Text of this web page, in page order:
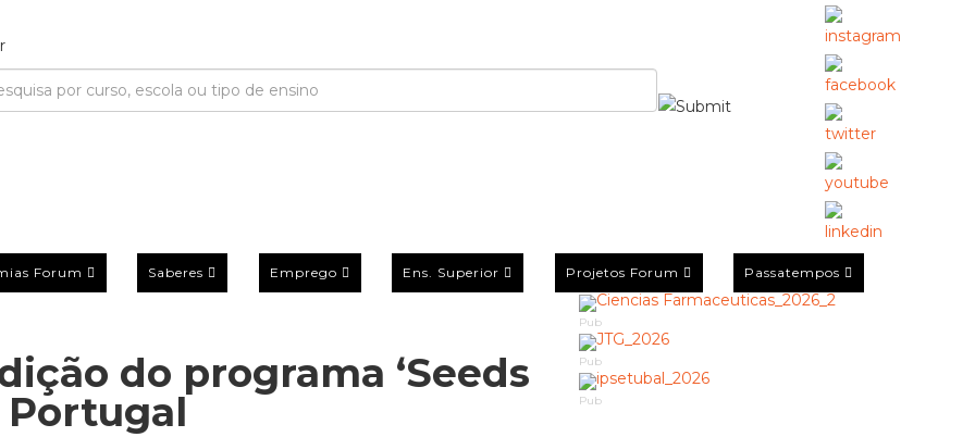
Forum Saberes Emprego Ens. Superior Projetos Forum Passatempos
do programa ‘Seeds
Portugal
Pub
Pub
Pub